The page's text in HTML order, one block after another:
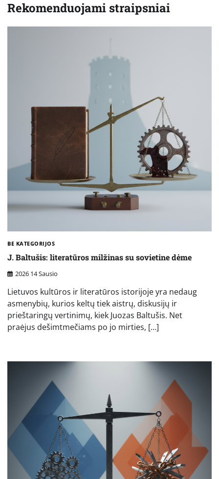
Rekomenduojami straipsniai
BE KATEGORIJOS
J. Baltušis: literatūros milžinas su sovietine dėme
2026 14 Sausio
Lietuvos kultūros ir literatūros istorijoje yra nedaug
asmenybių, kurios keltų tiek aistrų, diskusijų ir
prieštaringų vertinimų, kiek Juozas Baltušis. Net
praėjus dešimtmečiams po jo mirties, […]